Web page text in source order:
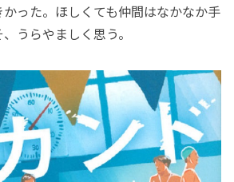
った。ほしくても仲間はなかなか手
うらやましく思う。